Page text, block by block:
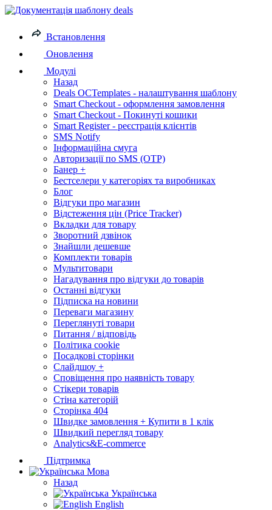
Встановлення
Оновлення
Модулі
Назад
Deals OCTemplates - налаштування шаблону
Smart Checkout - оформлення замовлення
Smart Checkout - Покинуті кошики
Smart Register - реєстрація клієнтів
SMS Notify
Інформаційна смуга
Авторизації по SMS (OTP)
Банер +
Бестселери у категоріях та виробниках
Блог
Відгуки про магазин
Відстеження цін (Price Tracker)
Вкладки для товару
Зворотний дзвінок
Знайшли дешевше
Комплекти товарів
Мультитовари
Нагадування про відгуки до товарів
Останні відгуки
Підписка на новини
Переваги магазину
Переглянуті товари
Питання / відповідь
Політика cookie
Посадкові сторінки
Слайдшоу +
Сповіщення про наявність товару
Стікери товарів
Стіна категорій
Сторінка 404
Швидке замовлення + Купити в 1 клік
Швидкий перегляд товару
Analytics&E-commerce
Підтримка
Мова
Назад
Українська
English